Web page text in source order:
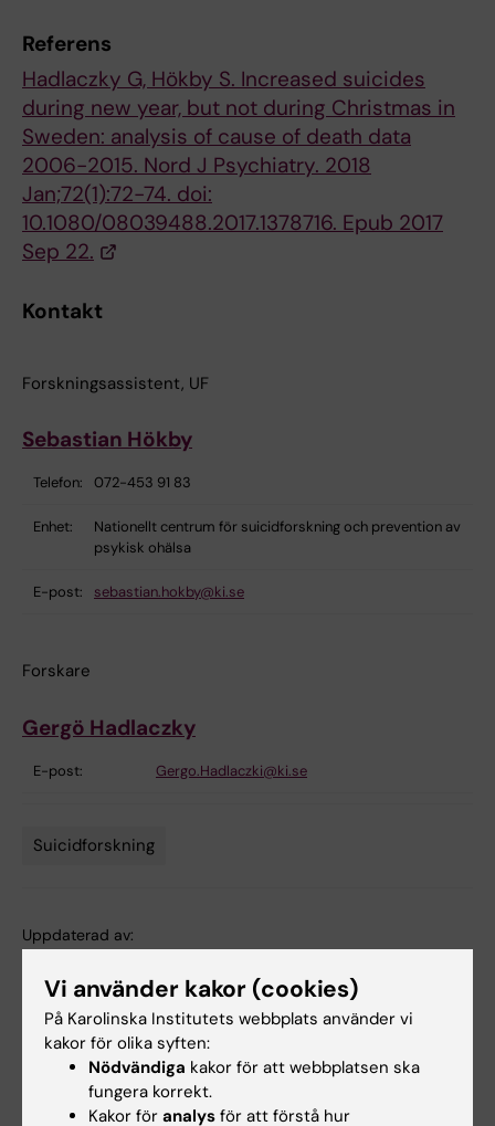
Referens
Hadlaczky G, Hökby S. Increased suicides
during new year, but not during Christmas in
Sweden: analysis of cause of death data
2006-2015. Nord J Psychiatry. 2018
Jan;72(1):72-74. doi:
10.1080/08039488.2017.1378716. Epub 2017
Sep 22.
Kontakt
Forskningsassistent, UF
Sebastian Hökby
Telefon: 072-453 91 83
Enhet:
Nationellt centrum för suicidforskning och prevention av
psykisk ohälsa
E-post: sebastian.hokby@ki.se
Forskare
Gergö Hadlaczky
E-post: Gergo.Hadlaczki@ki.se
Suicidforskning
Uppdaterad av:
Dela
Vi använder kakor (cookies)
På Karolinska Institutets webbplats använder vi
kakor för olika syften:
Nödvändiga kakor för att webbplatsen ska
fungera korrekt.
Kakor för analys för att förstå hur